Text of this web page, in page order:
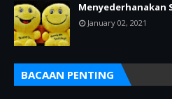
Menyederhanakan
January 02, 2021
BACAAN PENTING